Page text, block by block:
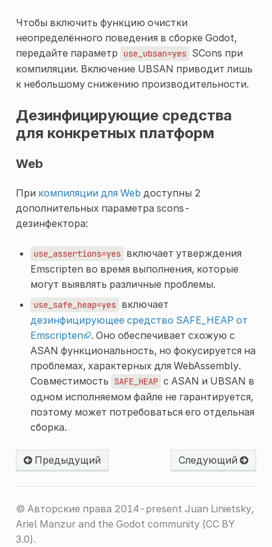
Чтобы включить функцию очистки
неопределённого поведения в сборке Godot,
передайте параметр
use_ubsan=yes SCons при
компиляции. Включение UBSAN приводит лишь
к небольшому снижению производительности.
Дезинфицирующие средства
для конкретных платформ
Web
При компиляции для Web доступны 2
дополнительных параметра scons-
дезинфектора:
use_assertions=yes включает утверждения
Emscripten во время выполнения, которые
могут выявлять различные проблемы.
use_safe_heap=yes включает
дезинфицирующее средство SAFE_HEAP от
Emscripten
. Оно обеспечивает схожую с
ASAN функциональность, но фокусируется на
проблемах, характерных для WebAssembly.
Совместимость
SAFE_HEAP с ASAN и UBSAN в
одном исполняемом файле не гарантируется,
поэтому может потребоваться его отдельная
сборка.
Предыдущий Следующий
© Авторские права 2014-present Juan Linietsky,
Ariel Manzur and the Godot community (CC BY
3.0).